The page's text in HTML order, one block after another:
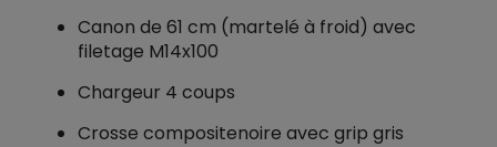
Canon de 61 cm (martelé à froid) avec
filetage M14x100
Chargeur 4 coups
Crosse compositenoire avec grip gris